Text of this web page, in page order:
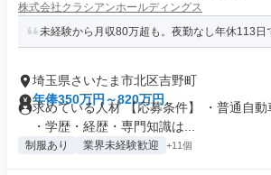
株式会社クラシアンホールディングス
未経験から月収80万超も。夜勤なし年休113日
埼玉県さいたま市北区吉野町
年俸350万円～820万円
求めている人材 【応募条件】 ・普通自
・学歴・経歴・専門知識は...
制服あり 業界未経験歓迎 +11個